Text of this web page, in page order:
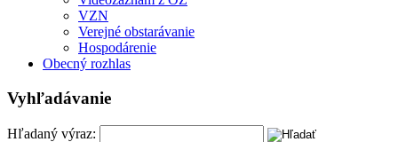
VZN
Verejné obstarávanie
Hospodárenie
Obecný rozhlas
Vyhľadávanie
Hľadaný výraz: